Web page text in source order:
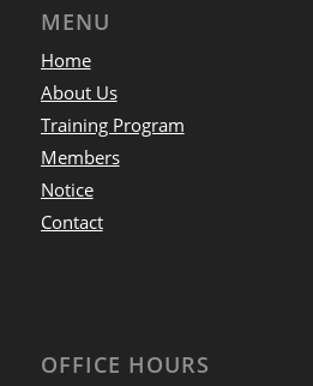
MENU
Home
About Us
Training Program
Members
Notice
Contact
OFFICE HOURS